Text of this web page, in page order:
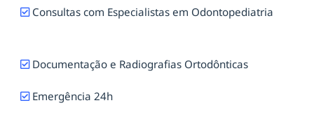
Consultas com Especialistas em Odontopediatria
Documentação e Radiografias Ortodônticas
Emergência 24h